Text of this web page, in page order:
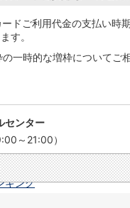
キング
ドご利用代金の支払い時
す。
一時的な増枠についてご
センター
～21:00）